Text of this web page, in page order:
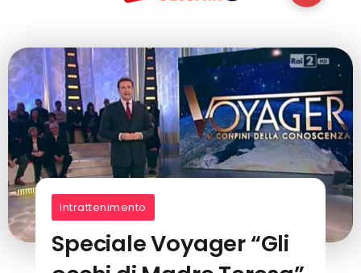
Intrattenimento
Speciale Voyager “Gli